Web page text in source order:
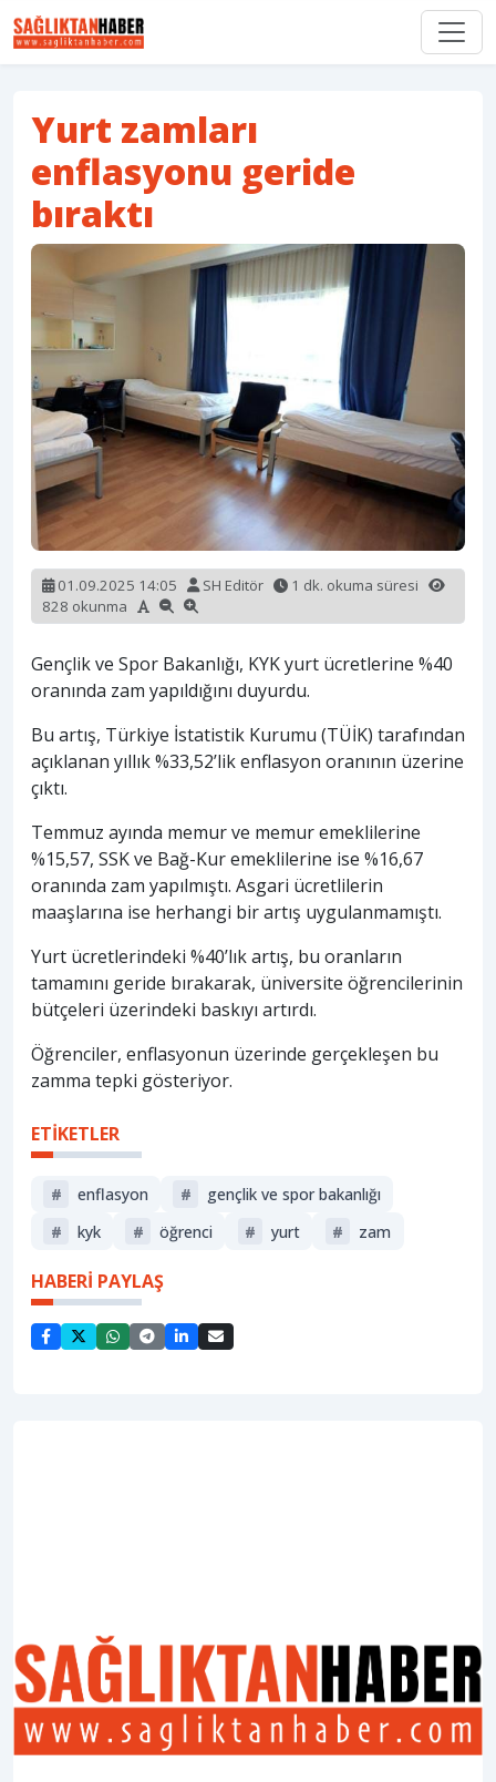
Yurt zamları
enflasyonu geride
bıraktı
01.09.2025 14:05 SH Editör
1 dk. okuma süresi
828 okunma
Gençlik ve Spor Bakanlığı, KYK yurt ücretlerine %40
oranında zam yapıldığını duyurdu.
Bu artış, Türkiye İstatistik Kurumu (TÜİK) tarafından
açıklanan yıllık %33,52’lik enflasyon oranının üzerine
çıktı.
Temmuz ayında memur ve memur emeklilerine
%15,57, SSK ve Bağ-Kur emeklilerine ise %16,67
oranında zam yapılmıştı. Asgari ücretlilerin
maaşlarına ise herhangi bir artış uygulanmamıştı.
Yurt ücretlerindeki %40’lık artış, bu oranların
tamamını geride bırakarak, üniversite öğrencilerinin
bütçeleri üzerindeki baskıyı artırdı.
Öğrenciler, enflasyonun üzerinde gerçekleşen bu
zamma tepki gösteriyor.
ETİKETLER
# enflasyon #
gençlik ve spor bakanlığı
#
kyk # öğrenci # yurt # zam
HABERİ PAYLAŞ